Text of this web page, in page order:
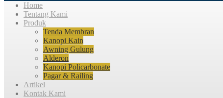
Home
Tentang Kami
Produk
Tenda Membran
Kanopi Kain
Awning Gulung
Alderon
Kanopi Policarbonate
Pagar & Railing
Artikel
Kontak Kami